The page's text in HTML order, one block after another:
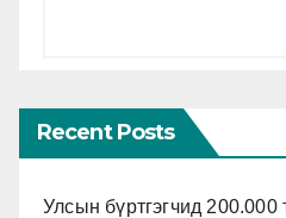
Recent Posts
Улсын бүртгэгчид 200.000